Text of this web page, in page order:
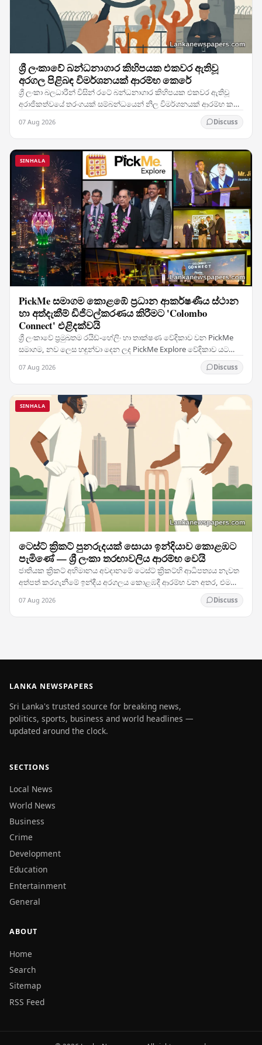
ශ්‍රී ලංකාවේ බන්ධනාගාර කිහිපයක එකවර ඇතිවූ
අරගල පිළිබඳ විමර්ශනයක් ආරම්භ කෙරේ
ශ්‍රී ලංකා බලධාරීන් විසින් රටේ බන්ධනාගාර කිහිපයක එකවර ඇතිවූ
අරාජිකත්වයේ තරංගයක් සම්බන්ධයෙන් නිල විමර්ශනයක් ආරම්භ කර
07 Aug 2026 Discuss
SINHALA
PickMe සමාගම කොළඹේ ප්‍රධාන ආකර්ෂණීය ස්ථාන
හා අත්දැකීම් ඩිජිටල්කරණය කිරීමට 'Colombo
Connect' එළිදක්වයි
ශ්‍රී ලංකාවේ ප්‍රමුඛතම රයිඩ්-හේලිං හා තාක්ෂණ වේදිකාව වන PickMe
සමාගම, නව ලෙස හඳුන්වා දෙන ලද PickMe Explore වේදිකාව යටතේ
07 Aug 2026 Discuss
SINHALA
ටෙස්ට් ක්‍රිකට් පුනරුදයක් සොයා ඉන්දියාව කොළඹට
පැමිණේ — ශ්‍රී ලංකා තරඟාවලිය ආරම්භ වෙයි
ජාතියක ක්‍රිකට් අභිමානය අවදානමේ ටෙස්ට් ක්‍රිකට්හි ආධිපත්‍යය නැවත
අත්පත් කරගැනීමේ ඉන්දීය අරගලය කොළඹදී ආරම්භ වන අතර, එම
07 Aug 2026 Discuss
LANKA NEWSPAPERS
Sri Lanka's trusted source for breaking news,
politics, sports, business and world headlines —
updated around the clock.
SECTIONS
Local News
World News
Business
Crime
Development
Education
Entertainment
General
ABOUT
Home
Search
Sitemap
RSS Feed